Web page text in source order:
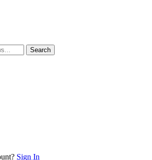
Sign In